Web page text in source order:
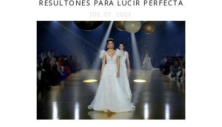
RESULTONES PARA LUCIR PERFECTA
JUL 07. 2022